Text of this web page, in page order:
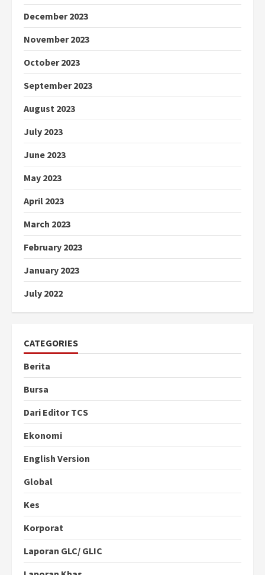
December 2023
November 2023
October 2023
September 2023
August 2023
July 2023
June 2023
May 2023
April 2023
March 2023
February 2023
January 2023
July 2022
CATEGORIES
Berita
Bursa
Dari Editor TCS
Ekonomi
English Version
Global
Kes
Korporat
Laporan GLC/ GLIC